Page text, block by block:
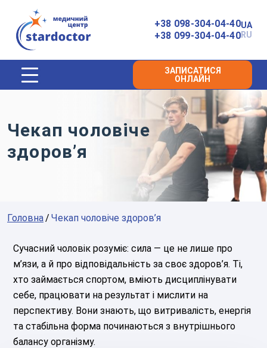
Головна
+38 098-304-04-40
+38 099-304-04-40
UA
RU
ЗАПИСАТИСЯ
ОНЛАЙН
Чекап чоловіче
здоров’я
Головна Чекап чоловіче здоров’я
Сучасний чоловік розуміє: сила — це не лише про
м’язи, а й про відповідальність за своє здоров’я. Ті,
хто займається спортом, вміють дисциплінувати
себе, працювати на результат і мислити на
перспективу. Вони знають, що витривалість, енергія
та стабільна форма починаються з внутрішнього
балансу організму.